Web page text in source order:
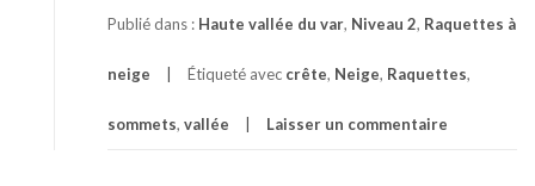
Publié dans : Haute vallée du var, Niveau 2, Raquettes à
neige Étiqueté avec crête, Neige, Raquettes,
sommets, vallée Laisser un commentaire